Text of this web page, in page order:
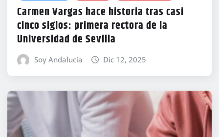
Carmen Vargas hace historia tras casi
cinco siglos: primera rectora de la
Universidad de Sevilla
Soy Andalucía Dic 12, 2025